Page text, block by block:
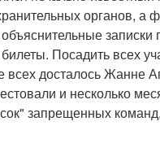
органов, а
записки
Посадить всех
всех досталось Жанне
и несколько
запрещенных